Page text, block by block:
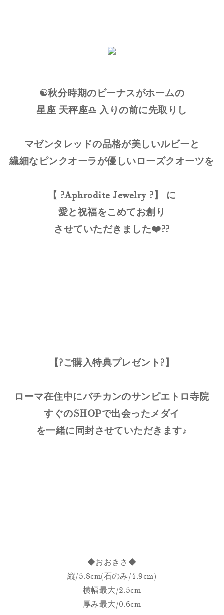
☯️秋分時期のビーナスがホームの
星座 天秤座♎️ 入りの前に先取りし
マゼンタレッドの品格が美しいルビーと
繊細なピンクオーラが優しいローズクオーツを
【 ?Aphrodite Jewelry ?】 に
愛と祝福をこめてお創り
させていただきました❤️??
【?ご購入特典プレゼント?】
ローマ在住中にバチカンのサンピエトロ寺院
すぐのSHOPで出会ったメダイ
を一緒に同封させていただきます♪
◆おおきさ◆
縦/5.8cm(石のみ/4.9cm)
横幅最大/2.5cm
厚み最大/0.6cm